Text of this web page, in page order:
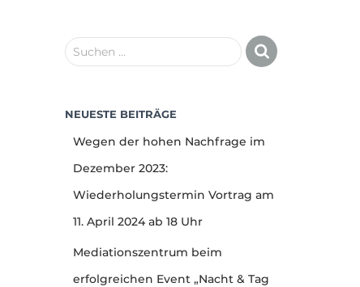
Suchen …
NEUESTE BEITRÄGE
Wegen der hohen Nachfrage im
Dezember 2023:
Wiederholungstermin Vortrag am
11. April 2024 ab 18 Uhr
Mediationszentrum beim
erfolgreichen Event „Nacht & Tag